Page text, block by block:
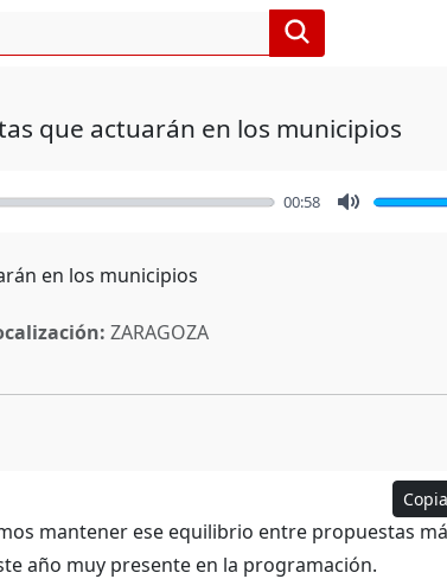
que actuarán en los municipios
00:58
en los municipios
ZARAGOZA
mantener ese equilibrio entre propuestas
año muy presente en la programación.